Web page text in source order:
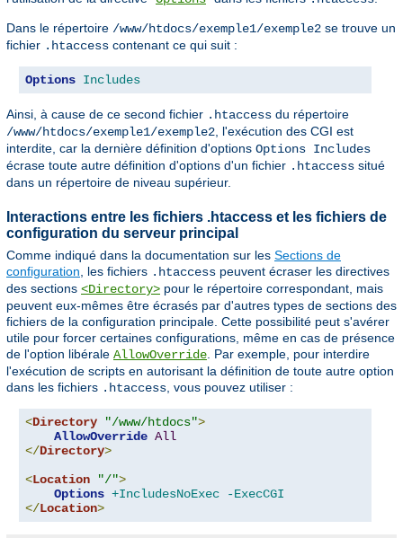
Dans le répertoire /www/htdocs/exemple1/exemple2 se trouve un
fichier .htaccess contenant ce qui suit :
Options Includes
Ainsi, à cause de ce second fichier .htaccess du répertoire
/www/htdocs/exemple1/exemple2 , l'exécution des CGI est
interdite, car la dernière définition d'options Options Includes
écrase toute autre définition d'options d'un fichier .htaccess situé
dans un répertoire de niveau supérieur.
Interactions entre les fichiers .htaccess et les fichiers de
configuration du serveur principal
Comme indiqué dans la documentation sur les Sections de
configuration , les fichiers .htaccess peuvent écraser les directives
des sections <Directory> pour le répertoire correspondant, mais
peuvent eux-mêmes être écrasés par d'autres types de sections des
fichiers de la configuration principale. Cette possibilité peut s'avérer
utile pour forcer certaines configurations, même en cas de présence
de l'option libérale AllowOverride . Par exemple, pour interdire
l'exécution de scripts en autorisant la définition de toute autre option
dans les fichiers .htaccess , vous pouvez utiliser :
<Directory "/www/htdocs">
AllowOverride All
</Directory>
<Location "/">
Options +IncludesNoExec
-ExecCGI
</Location>